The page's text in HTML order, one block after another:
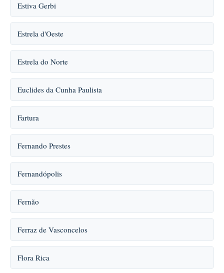
Estiva Gerbi
Estrela d'Oeste
Estrela do Norte
Euclides da Cunha Paulista
Fartura
Fernando Prestes
Fernandópolis
Fernão
Ferraz de Vasconcelos
Flora Rica